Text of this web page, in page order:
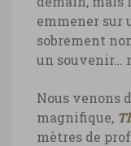
emmener sur
sobrement
un souvenir…
Nous venons
magnifique,
mètres de